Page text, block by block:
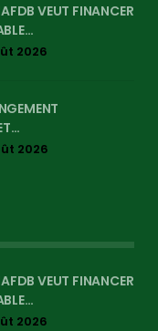
VEUT FINANCER
2026
2026
VEUT FINANCER
2026